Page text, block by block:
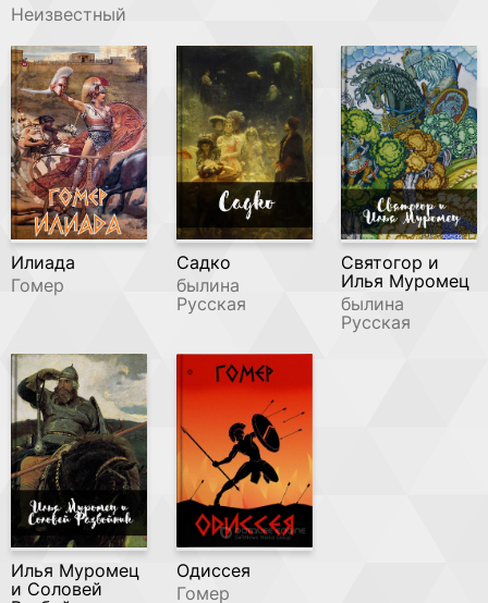
Неизвестный
Илиада
Гомер
Садко
былина
Русская
Святогор и
Илья Муромец
былина
Русская
Илья Муромец
и Соловей
Одиссея
Гомер